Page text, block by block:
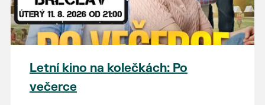
Letní kino na kolečkách: Po
večerce